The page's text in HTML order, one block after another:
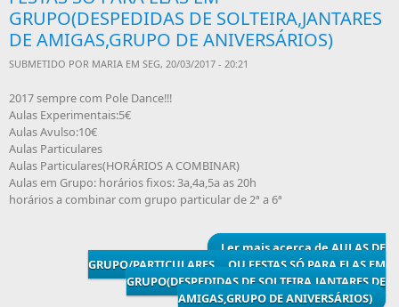
GRUPO(DESPEDIDAS DE SOLTEIRA,JANTARES
DE AMIGAS,GRUPO DE ANIVERSÁRIOS)
SUBMETIDO POR MARIA EM SEG, 20/03/2017 - 20:21
2017 sempre com Pole Dance!!!
Aulas Experimentais:5€
Aulas Avulso:10€
Aulas Particulares
Aulas Particulares(HORÁRIOS A COMBINAR)
Aulas em Grupo: horários fixos: 3a,4a,5a as 20h
horários a combinar com grupo particular de 2ª a 6ª
Ler maisacerca de AULAS DE
GRUPO/PARTICULARES....OU FESTAS SÓ PARA ELAS EM
GRUPO(DESPEDIDAS DE SOLTEIRA,JANTARES DE
AMIGAS,GRUPO DE ANIVERSÁRIOS)